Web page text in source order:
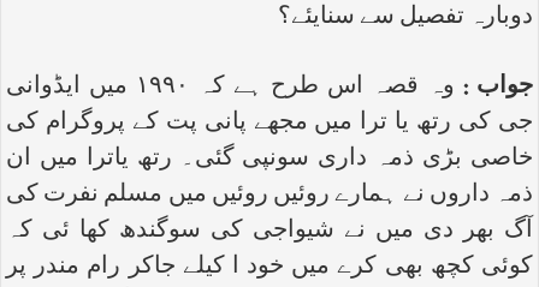
دوبارہ تفصیل سے سنایئے؟
جواب :
وہ قصہ اس طرح ہے کہ ۱۹۹۰ میں ایڈوانی
جی کی رتھ یا ترا میں مجھے پانی پت کے پروگرام کی
خاصی بڑی ذمہ داری سونپی گئی۔ رتھ یاترا میں ان
ذمہ داروں نے ہمارے روئیں روئیں میں مسلم نفرت کی
آگ بھر دی میں نے شیواجی کی سوگندھ کھا ئی کہ
کوئی کچھ بھی کرے میں خود ا کیلے جاکر رام مندر پر